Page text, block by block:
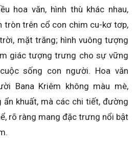
hoa văn, hình thù khác nhau,
tròn trên cổ con chim cu-kơ tơp,
mặt trăng; hình vuông tượng
giác tượng trưng cho sự vững
sống con người. Hoa văn
Bana Kriêm không màu mè,
ẩn khuất, mà các chi tiết, đường
rõ ràng mang đặc trưng nổi bật